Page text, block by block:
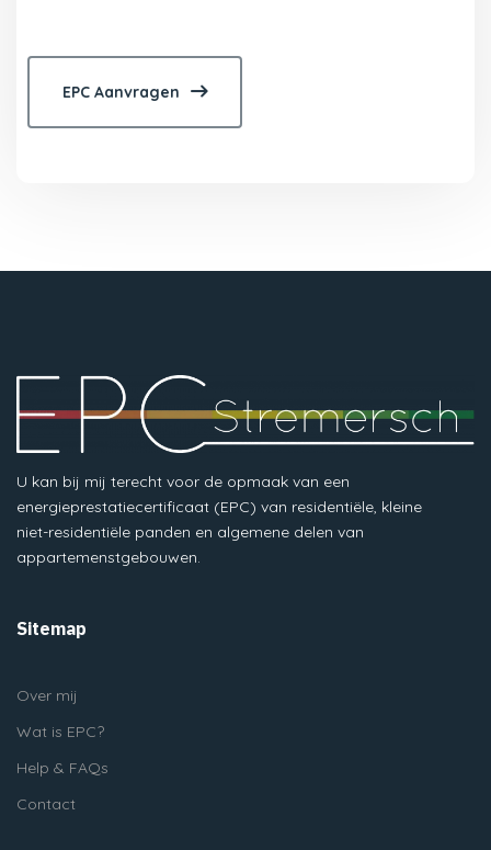
EPC Aanvragen
U kan bij mij terecht voor de opmaak van een
energieprestatiecertificaat (EPC) van residentiële, kleine
niet-residentiële panden en algemene delen van
appartemenstgebouwen.
Sitemap
Over mij
Wat is EPC?
Help & FAQs
Contact